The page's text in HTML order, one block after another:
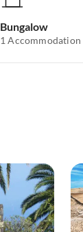
Bungalow
1 Accommodation